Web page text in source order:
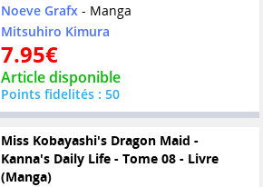
Noeve Grafx- Manga
Mitsuhiro Kimura
7.95€
Article disponible
Points fidelités : 50
Miss Kobayashi's Dragon Maid -
Kanna's Daily Life - Tome 08 - Livre
(Manga)